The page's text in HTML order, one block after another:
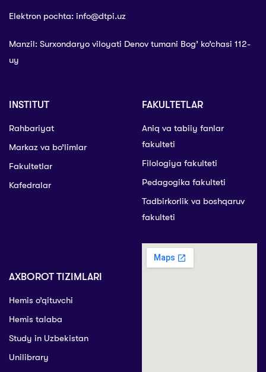
Elektron pochta: info@dtpi.uz
Manzil: Surxondaryo viloyati Denov tumani Bog’ ko’chasi 112-
uy
INSTITUT
Rahbariyat
Markaz va bo’limlar
Fakultetlar
Kafedralar
FAKULTETLAR
Aniq va tabiiy fanlar
fakulteti
Filologiya fakulteti
Pedagogika fakulteti
Tadbirkorlik va boshqaruv
fakulteti
AXBOROT TIZIMLARI
Hemis o’qituvchi
Hemis talaba
Study in Uzbekistan
Unilibrary